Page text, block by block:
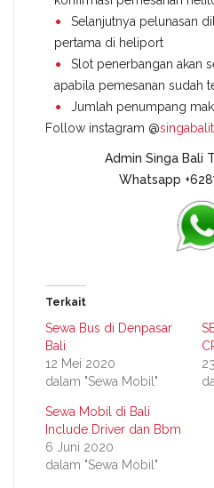
Selanjutnya pelunasan
pertama di heliport
Slot penerbangan akan
apabila pemesanan sudah
Jumlah penumpang
Follow instagram @
Admin Singa Bali
Whatsapp
Terkait
Sewa Bus di Denpasar
Bali
12 Mei 2020
dalam "Sewa Mobil"
Sewa Mobil di Bali
Include Driver dan Bbm
6 Juni 2020
dalam "Sewa Mobil"